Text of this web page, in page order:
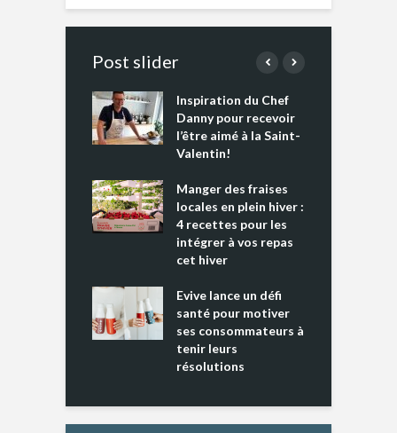
Post slider
Inspiration du Chef
Danny pour recevoir
l’être aimé à la Saint-
Valentin!
Manger des fraises
locales en plein hiver :
4 recettes pour les
intégrer à vos repas
cet hiver
Evive lance un défi
santé pour motiver
ses consommateurs à
tenir leurs
résolutions